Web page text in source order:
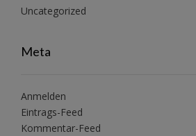
Uncategorized
Meta
Anmelden
Eintrags-Feed
Kommentar-Feed